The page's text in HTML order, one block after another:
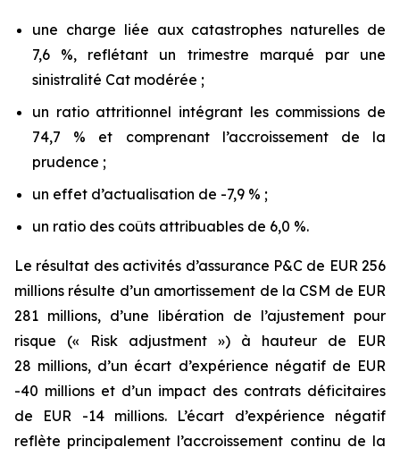
une charge liée aux catastrophes naturelles de
7,6 %, reflétant un trimestre marqué par une
sinistralité Cat modérée ;
un ratio attritionnel intégrant les commissions de
74,7 % et comprenant l’accroissement de la
prudence ;
un effet d’actualisation de -7,9 % ;
un ratio des coûts attribuables de 6,0 %.
Le résultat des activités d’assurance P&C de EUR 256
millions résulte d’un amortissement de la CSM de EUR
281 millions, d’une libération de l’ajustement pour
risque (« Risk adjustment ») à hauteur de EUR
28 millions, d’un écart d’expérience négatif de EUR
-40 millions et d’un impact des contrats déficitaires
de EUR -14 millions. L’écart d’expérience négatif
reflète principalement l’accroissement continu de la